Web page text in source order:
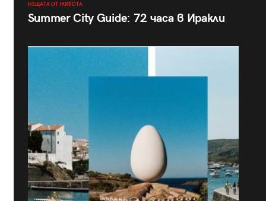
НЕЩАТА ОТ ЖИВОТА
Summer City Guide: 72 часа в Иракли